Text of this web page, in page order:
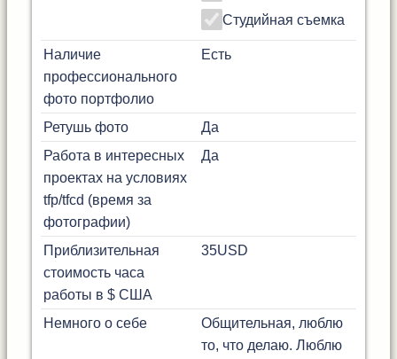
Студийная съемка
Наличие
профессионального
фото портфолио
Есть
Ретушь фото
Да
Работа в интересных
проектах на условиях
tfp/tfcd (время за
фотографии)
Да
Приблизительная
стоимость часа
работы в $ США
35USD
Немного о себе
Общительная, люблю
то, что делаю. Люблю